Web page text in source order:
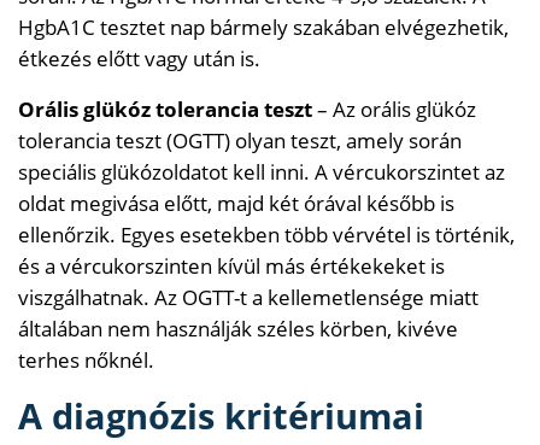
HgbA1C tesztet nap bármely szakában elvégezhetik,
étkezés előtt vagy után is.
Orális glükóz tolerancia teszt– Az orális glükóz
tolerancia teszt (OGTT) olyan teszt, amely során
speciális glükózoldatot kell inni. A vércukorszintet az
oldat megivása előtt, majd két órával később is
ellenőrzik. Egyes esetekben több vérvétel is történik,
és a vércukorszinten kívül más értékekeket is
viszgálhatnak. Az OGTT-t a kellemetlensége miatt
általában nem használják széles körben, kivéve
terhes nőknél.
A diagnózis kritériumai